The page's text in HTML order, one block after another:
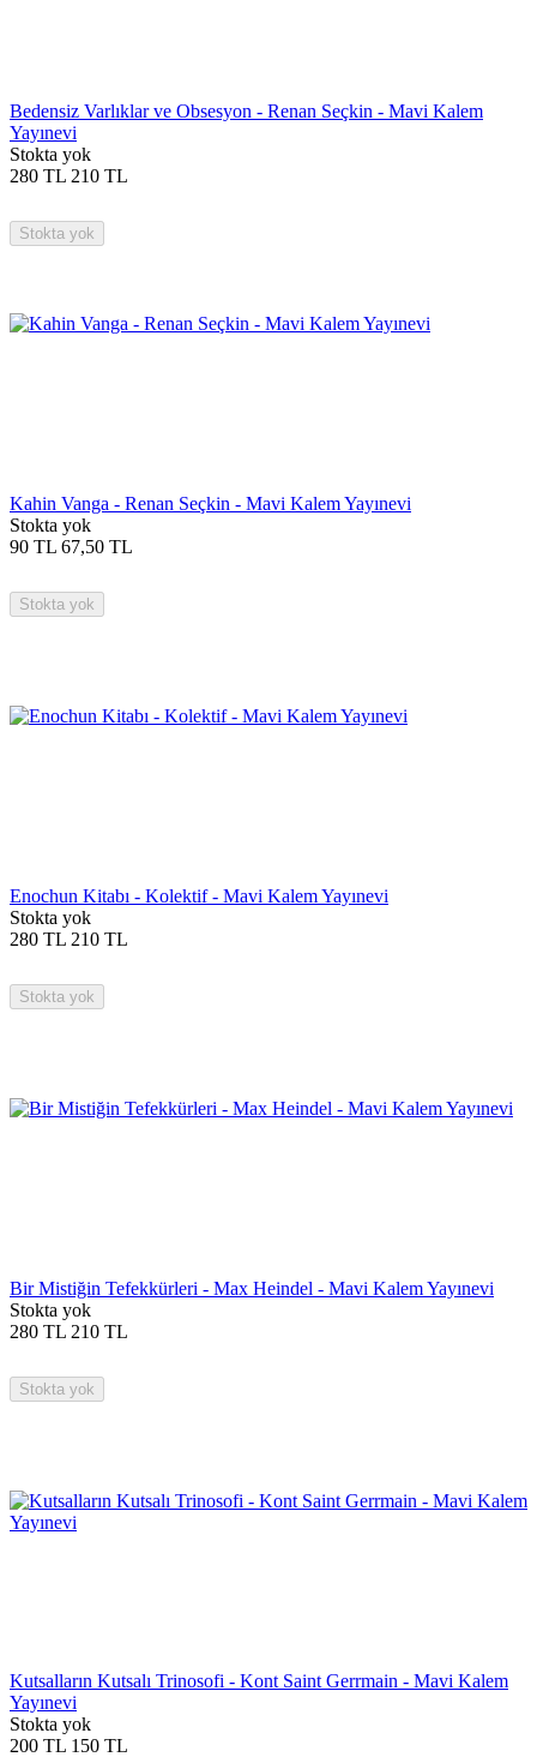
Bedensiz Varlıklar ve Obsesyon - Renan Seçkin - Mavi Kalem
Yayınevi
Stokta yok
280 TL 210 TL
Stokta yok
Kahin Vanga - Renan Seçkin - Mavi Kalem Yayınevi
Stokta yok
90 TL 67,50 TL
Stokta yok
Enochun Kitabı - Kolektif - Mavi Kalem Yayınevi
Stokta yok
280 TL 210 TL
Stokta yok
Bir Mistiğin Tefekkürleri - Max Heindel - Mavi Kalem Yayınevi
Stokta yok
280 TL 210 TL
Stokta yok
Kutsalların Kutsalı Trinosofi - Kont Saint Gerrmain - Mavi Kalem
Yayınevi
Stokta yok
200 TL 150 TL